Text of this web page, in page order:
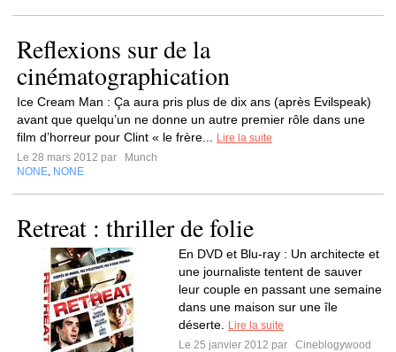
Reflexions sur de la
cinématographication
Ice Cream Man : Ça aura pris plus de dix ans (après Evilspeak)
avant que quelqu’un ne donne un autre premier rôle dans une
film d’horreur pour Clint « le frère...
Lire la suite
Le 28 mars 2012 par
Munch
NONE NONE
Retreat : thriller de folie
En DVD et Blu-ray : Un architecte et
une journaliste tentent de sauver
leur couple en passant une semaine
dans une maison sur une île
déserte.
Lire la suite
Le 25 janvier 2012 par
Cineblogywood